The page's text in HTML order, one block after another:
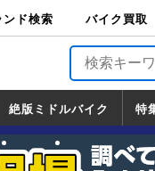
ンド検索 バイク買取
バイク買取
絶版ミドルバイク
絶版ミドルバイク
一覧
ホンダ
ヤマハ
スズキ
カワサキ
特
査隊
グ情報局
50選
りリング